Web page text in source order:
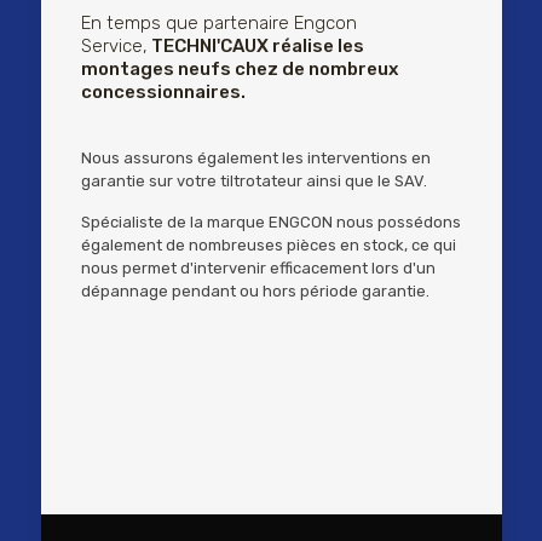
En temps que partenaire Engcon
Service, TECHNI'CAUX réalise les
montages neufs chez de nombreux
concessionnaires.
Nous assurons également les interventions en
garantie sur votre tiltrotateur ainsi que le SAV.
Spécialiste de la marque ENGCON nous possédons
également de nombreuses pièces en stock, ce qui
nous permet d'intervenir efficacement lors d'un
dépannage pendant ou hors période garantie.